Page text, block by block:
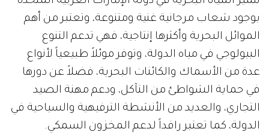
بوجود شعاب مرجانية غنية ومتنوعة، وتعتبر من أهم
الموائل البحرية وأكثرها إنتاجية، فهي تدعم التنوع
البيولوجي في مياه الدولة، وتوفر موئلاً طبيعياً لأنواع
عدة من الأسماك والكائنات البحرية، فضلاً عن دورها
في حماية الشواطئ من التآكل، ودعم مهنة الصيد
التجاري، والعديد من الأنشطة الترفيهية والسياحية في
الدولة، كما تعتبر رافداً لدعم المخزون السمكي.